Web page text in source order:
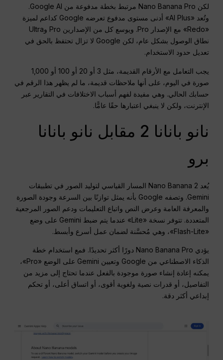
لكن Nano Banana Pro مرتبط بخطة مدفوعة من Google AI.
وتُعد «AI Plus» أدنى مستوى مدفوع تعرضه Google كداعم لميزة
«Redo» مع الإصدار Pro. ويوسع كل من الإصدارين Pro وUltra
نطاق الوصول بشكل عام، لكن Google لا تزال تحتفظ بالحق في
تعديل حدود الاستخدام.
يجب التعامل مع الأرقام القديمة، مثل 3 أو 20 أو 100 أو 1,000
صورة في اليوم، على أنها ملاحظات قديمة، ما لم يظهر هذا الرقم في
حسابك الحالي. وهي مفيدة لفهم أسباب الاختلافات في التقارير عبر
الإنترنت، ولكن لا ينبغي اعتبارها حقًا عامًّا.
نانو بانانا 2 مقابل نانو بانانا
برو
يُعد Nano Banana 2 المسار القياسي لتوليد الصور في تطبيقات
Gemini. وتصفه Google بأنه يمثل توازنًا بين السرعة وجودة الصورة
والمعرفة العامة وعرض النص واتباع التعليمات ودعم الصور المرجعية
المتعددة. تتوفر نسخة «Lite» عندما يتم ضبط Gemini على وضع
«Flash-Lite»، وهي مُحسَّنة لضمان عمل أسرع وأبسط.
يؤدي Nano Banana Pro دورًا أكثر تحديدًا. فمع استخدام خطة
الذكاء الاصطناعي من Google وتعيين Gemini على الوضع «Pro»،
يمكنه إعادة إنشاء صورة موجودة بالفعل عندما تحتاج إلى مزيد من
التفاصيل، أو قدرات نصية ولغوية أقوى، أو اتساق أعلى، أو تحكم
إبداعي أكثر دقة.